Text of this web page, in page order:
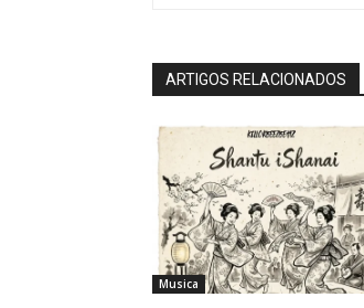
ARTIGOS RELACIONADOS
Musica